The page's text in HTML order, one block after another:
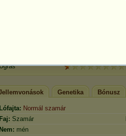
Genetika Bónusz
Lófajta: Normál szamár
Faj: Szamár
Nem: mén